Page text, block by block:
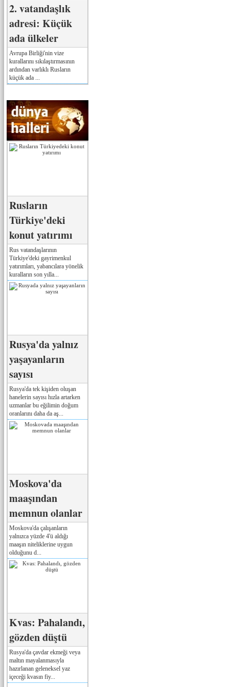
2. vatandaşlık
adresi: Küçük
ada ülkeler
Avrupa Birliği'nin vize
kurallarını sıkılaştırmasının
ardından varlıklı Rusların
küçük ada ...
Rusların
Türkiye'deki
konut yatırımı
Rus vatandaşlarının
Türkiye'deki gayrimenkul
yatırımları, yabancılara yönelik
kuralların son yılla...
Rusya'da yalnız
yaşayanların
sayısı
Rusya'da tek kişiden oluşan
hanelerin sayısı hızla artarken
uzmanlar bu eğilimin doğum
oranlarını daha da aş...
Moskova'da
maaşından
memnun olanlar
Moskova'da çalışanların
yalnızca yüzde 4'ü aldığı
maaşın niteliklerine uygun
olduğunu d...
Kvas: Pahalandı,
gözden düştü
Rusya'da çavdar ekmeği veya
maltın mayalanmasıyla
hazırlanan geleneksel yaz
içeceği kvasın fiy...